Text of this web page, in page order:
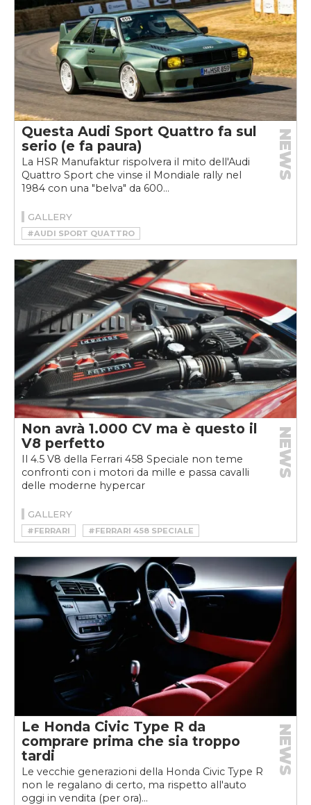
Questa Audi Sport Quattro fa sul
serio (e fa paura)
La HSR Manufaktur rispolvera il mito dell'Audi
Quattro Sport che vinse il Mondiale rally nel
1984 con una "belva" da 600...
NEWS
GALLERY
#AUDI SPORT QUATTRO
#HSR MANUFAKTUR
#RESTOMOD
Non avrà 1.000 CV ma è questo il
V8 perfetto
Il 4.5 V8 della Ferrari 458 Speciale non teme
confronti con i motori da mille e passa cavalli
delle moderne hypercar
NEWS
GALLERY
#FERRARI #FERRARI 458 SPECIALE
Le Honda Civic Type R da
comprare prima che sia troppo
tardi
Le vecchie generazioni della Honda Civic Type R
non le regalano di certo, ma rispetto all'auto
oggi in vendita (per ora)...
NEWS